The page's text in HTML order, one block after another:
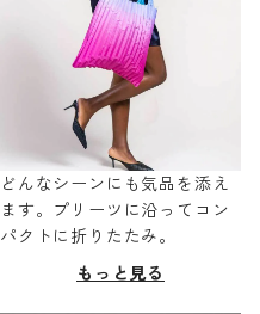
どんなシーンにも気品を添え
ます。プリーツに沿ってコン
パクトに折りたたみ。
もっと見る